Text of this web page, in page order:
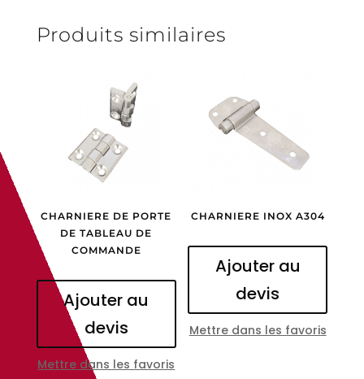
Produits similaires
CHARNIERE DE PORTE
DE TABLEAU DE
COMMANDE
Ajouter au
devis
Mettre dans les favoris
CHARNIERE INOX A304
Ajouter au
devis
Mettre dans les favoris